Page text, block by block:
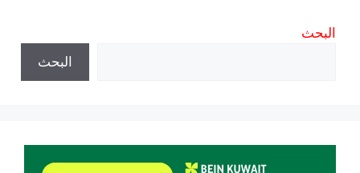
البحث
البحث